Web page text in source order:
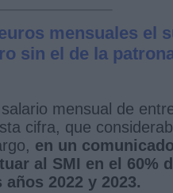
mensuales el
sin el de la
mensual de
cifra, que
en un
al SMI en el 60%
2022 y 2023.